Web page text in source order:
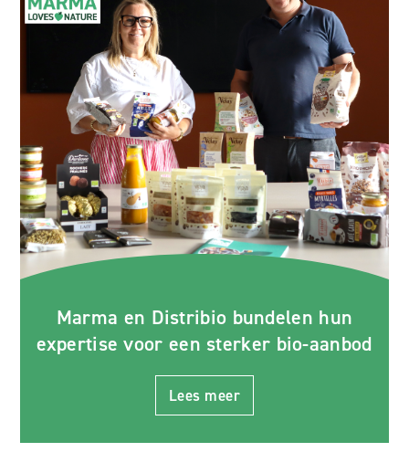
Marma en Distribio bundelen hun
expertise voor een sterker bio-aanbod
Lees meer